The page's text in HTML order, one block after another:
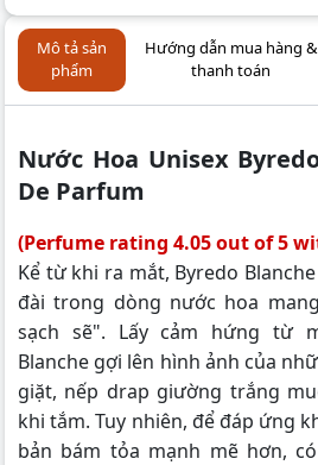
Mô tả sản
phẩm
Hướng dẫn mua hàng &
thanh toán
Nước Hoa Unisex
De Parfum
(Perfume rating 4.05 out of 5
Kể từ khi ra mắt, Byredo
đài trong dòng nước hoa
sạch sẽ". Lấy cảm hứng từ
Blanche gợi lên hình ảnh của
giặt, nếp drap giường trắng
khi tắm. Tuy nhiên, để đáp ứng
bản bám tỏa mạnh mẽ hơn,